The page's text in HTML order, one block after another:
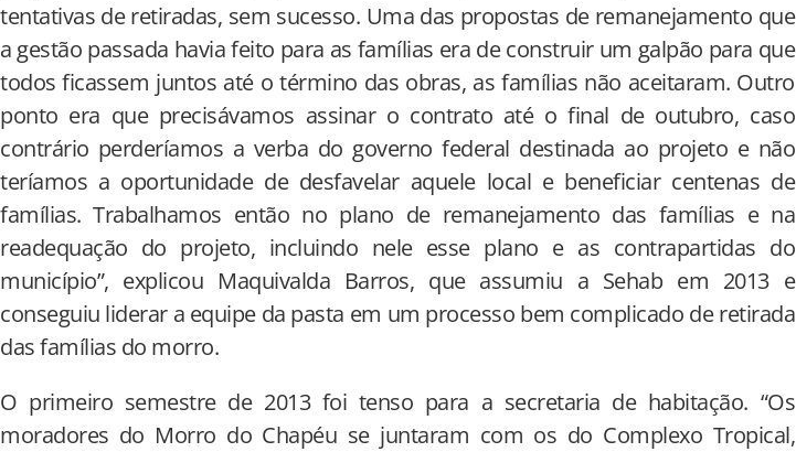
tentativas de retiradas, sem sucesso. Uma das propostas de remanejamento que
a gestão passada havia feito para as famílias era de construir um galpão para que
todos ficassem juntos até o término das obras, as famílias não aceitaram. Outro
ponto era que precisávamos assinar o contrato até o final de outubro, caso
contrário perderíamos a verba do governo federal destinada ao projeto e não
teríamos a oportunidade de desfavelar aquele local e beneficiar centenas de
famílias. Trabalhamos então no plano de remanejamento das famílias e na
readequação do projeto, incluindo nele esse plano e as contrapartidas do
município”, explicou Maquivalda Barros, que assumiu a Sehab em 2013 e
conseguiu liderar a equipe da pasta em um processo bem complicado de retirada
das famílias do morro.
O primeiro semestre de 2013 foi tenso para a secretaria de habitação. “Os
moradores do Morro do Chapéu se juntaram com os do Complexo Tropical,